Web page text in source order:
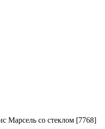
Марсель со стеклом [7768]